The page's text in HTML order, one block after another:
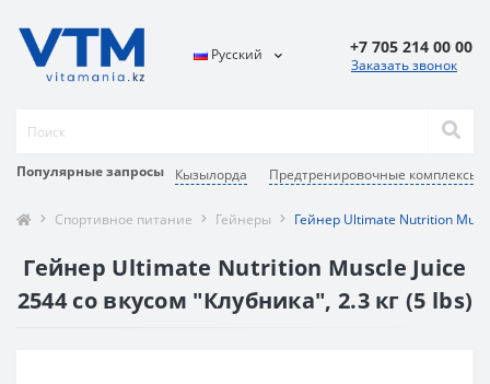
Популярные запросы Кызылорда Предтренировочные комплексы
Русский +7 705 214 00 00
Заказать звонок
Спортивное питание Гейнеры Гейнер Ultimate Nutrition
Гейнер Ultimate Nutrition Muscle Juice
2544 со вкусом "Клубника", 2.3 кг (5 lbs)